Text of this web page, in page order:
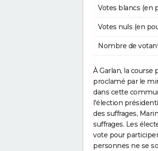
Votes blancs (en
Votes nuls (en
Nombre de
À Garlan, la course
proclamé par le
dans cette
l'élection
des suffrages,
suffrages. Les
vote pour
personnes ne se